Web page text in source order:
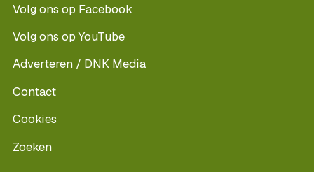
Volg ons op Facebook
Volg ons op YouTube
Adverteren / DNK Media
Contact
Cookies
Zoeken